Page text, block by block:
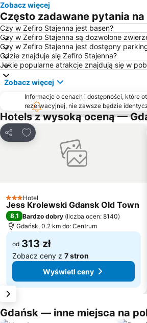
Zobacz więcej
Często zadawane pytania
Czy w Zefiro Stajenna jest basen?
Czy w Zefiro Stajenna są dozwolone
Czy w Zefiro Stajenna jest dostępny
Gdzie znajduje się Zefiro Stajenna?
Jakie popularne atrakcje znajdują się w
Zobacz więcej
Informacje o cenach i dostępności, które
rezerwacyjnej, nie zawsze będzie
Hotels z wysoką oceną —
Udostępnij
Dodaj do ulubionych
3 Kategoria
Hotel
Jess Krolewski Gdansk Old Town
8,1 Bardzo dobry (liczba ocen: 8140)
Gdańsk, 0.2 km do: Centrum
od 313 zł
Zobacz ceny z 7 stron
Wyświetl ceny
Gdańsk — inne miejsca na